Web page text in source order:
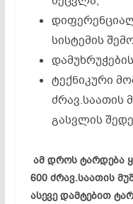
სისტემის
ტექნიკური
ძრავ.საათის
გასვლის
ამ დროს ტარდება
600 ძრავ.საათის
ასევე დამტებით